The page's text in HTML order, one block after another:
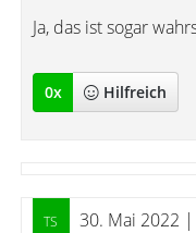
Ja, das ist sogar
0x Hilfreich
30. Mai 2022